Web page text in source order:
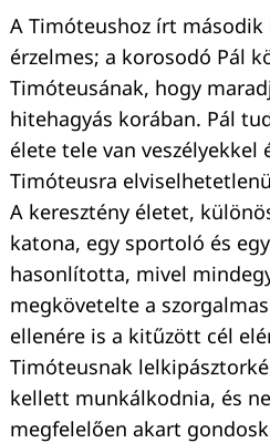
A Timóteushoz írt
érzelmes; a korosodó Pál
Timóteusának, hogy
hitehagyás korában. Pál
élete tele van veszélyekkel
Timóteusra
A keresztény életet,
katona, egy sportoló és
hasonlította, mivel
megkövetelte a
ellenére is a kitűzött cél
Timóteusnak
kellett munkálkodnia, és
megfelelően akart
Keresés: